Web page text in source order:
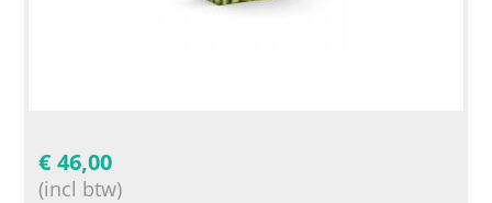
€ 46,00
(incl btw)